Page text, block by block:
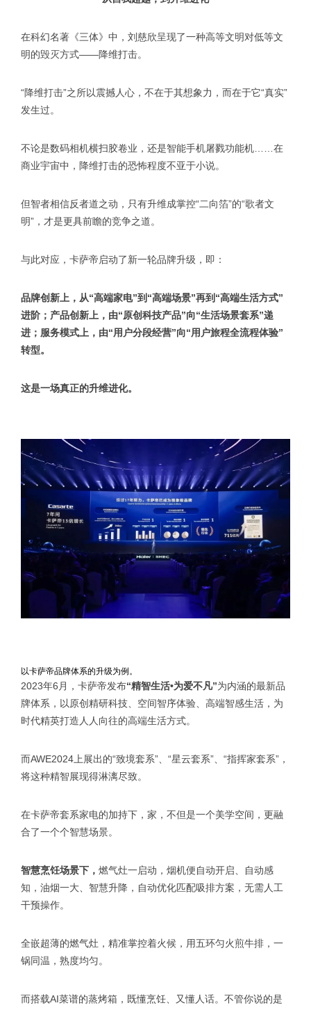
在科幻名著《三体》中，刘慈欣呈现了一种高等文明对低等文
明的毁灭方式——降维打击。
“降维打击”之所以震撼人心，不在于其想象力，而在于它“真实”
发生过。
不论是数码相机横扫胶卷业，还是智能手机屠戮功能机……在
商业宇宙中，降维打击的恐怖程度不亚于小说。
但智者相信反者道之动，只有升维成掌控“二向箔”的“歌者文
明”，才是更具前瞻的竞争之道。
与此对应，卡萨帝启动了新一轮品牌升级，即：
品牌创新上，从“高端家电”到“高端场景”再到“高端生活方式”
进阶；产品创新上，由“原创科技产品”向“生活场景套系”递
进；服务模式上，由“用户分段经营”向“用户旅程全流程体验”
转型。
这是一场真正的升维进化。
以卡萨帝品牌体系的升级为例。
2023年6月，卡萨帝发布“精智生活•为爱不凡”为内涵的最新品
牌体系，以原创精研科技、空间智序体验、高端智感生活，为
时代精英打造人人向往的高端生活方式。
而AWE2024上展出的“致境套系”、“星云套系”、“指挥家套系”，
将这种精智展现得淋漓尽致。
在卡萨帝套系家电的加持下，家，不但是一个美学空间，更融
合了一个个智慧场景。
智慧烹饪场景下， 燃气灶一启动，烟机便自动开启、自动感
知，油烟一大、智慧升降，自动优化匹配吸排方案，无需人工
干预操作。
全嵌超薄的燃气灶，精准掌控着火候，用五环匀火煎牛排，一
锅同温，熟度均匀。
而搭载AI菜谱的蒸烤箱，既懂烹饪、又懂人话。不管你说的是